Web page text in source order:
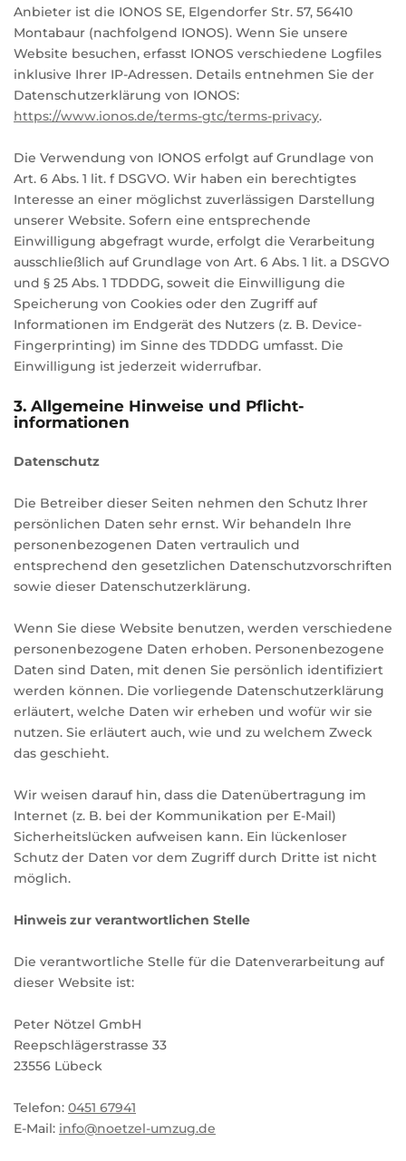
Anbieter ist die IONOS SE, Elgendorfer Str. 57, 56410
Montabaur (nachfolgend IONOS). Wenn Sie unsere
Website besuchen, erfasst IONOS verschiedene Logfiles
inklusive Ihrer IP-Adressen. Details entnehmen Sie der
Datenschutzerklärung von IONOS:
https://www.ionos.de/terms-gtc/terms-privacy.
Die Verwendung von IONOS erfolgt auf Grundlage von
Art. 6 Abs. 1 lit. f DSGVO. Wir haben ein berechtigtes
Interesse an einer möglichst zuverlässigen Darstellung
unserer Website. Sofern eine entsprechende
Einwilligung abgefragt wurde, erfolgt die Verarbeitung
ausschließlich auf Grundlage von Art. 6 Abs. 1 lit. a DSGVO
und § 25 Abs. 1 TDDDG, soweit die Einwilligung die
Speicherung von Cookies oder den Zugriff auf
Informationen im Endgerät des Nutzers (z. B. Device-
Fingerprinting) im Sinne des TDDDG umfasst. Die
Einwilligung ist jederzeit widerrufbar.
3. Allgemeine Hinweise und Pflicht­
informationen
Datenschutz
Die Betreiber dieser Seiten nehmen den Schutz Ihrer
persönlichen Daten sehr ernst. Wir behandeln Ihre
personenbezogenen Daten vertraulich und
entsprechend den gesetzlichen Datenschutzvorschriften
sowie dieser Datenschutzerklärung.
Wenn Sie diese Website benutzen, werden verschiedene
personenbezogene Daten erhoben. Personenbezogene
Daten sind Daten, mit denen Sie persönlich identifiziert
werden können. Die vorliegende Datenschutzerklärung
erläutert, welche Daten wir erheben und wofür wir sie
nutzen. Sie erläutert auch, wie und zu welchem Zweck
das geschieht.
Wir weisen darauf hin, dass die Datenübertragung im
Internet (z. B. bei der Kommunikation per E-Mail)
Sicherheitslücken aufweisen kann. Ein lückenloser
Schutz der Daten vor dem Zugriff durch Dritte ist nicht
möglich.
Hinweis zur verantwortlichen Stelle
Die verantwortliche Stelle für die Datenverarbeitung auf
dieser Website ist:
Peter Nötzel GmbH
Reepschlägerstrasse 33
23556 Lübeck
Telefon: 0451 67941
E-Mail: info@noetzel-umzug.de